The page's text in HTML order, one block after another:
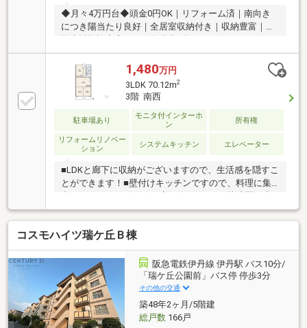
◆月々4万円台◆頭金0円OK｜リフォーム済｜南向き
につき陽当たり良好｜全居室収納付き｜収納豊富｜周
1,480万円
3LDK 70.12m2
3階 南西
駐車場あり
モニタ付インターホ
ン
所有権
リフォームリノベー
ション
システムキッチン エレベーター
■LDKと廊下に収納がございますので、生活感を隠すこ
とができます！■壁付けキッチンですので、料理に集
学校から徒歩10分以内にございますので、お子様の通
学も安心です！■水回りが集中しておりますので、家
事動線良好です！■LDKと洋室が続き間になっており、
引き戸を開放すると、約18帖の大空間にすることも可
能です！■周辺には生活施設が揃っておりますので、
住みやすい環境になっております！■2022年3月にリフ
ォーム歴あり！和室を洋室に変更・ガスコンロ交換・
建具交換・洗面台交換・浴室交換・給湯器交換・クロ
ス張り替え
コスモハイツ瑞ケ丘Ｂ棟
阪急電鉄伊丹線 伊丹駅 バス10分/
「瑞ケ丘公園前」バス停 停歩3分
その他の交通
築48年2ヶ月/5階建
総戸数166戸